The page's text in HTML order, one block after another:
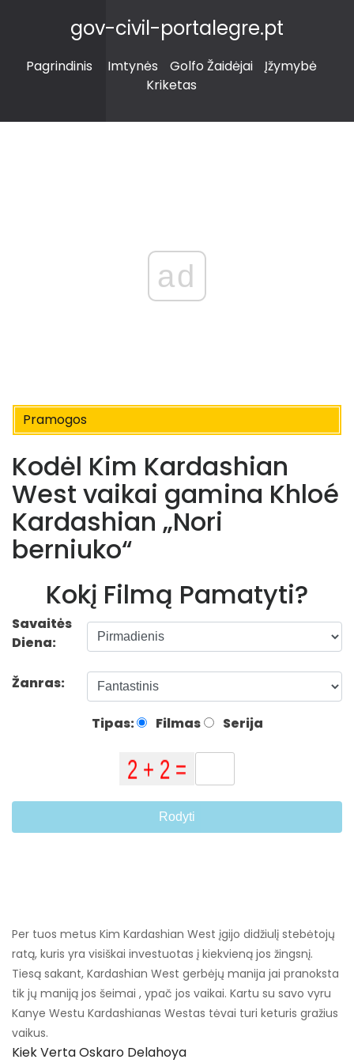
gov-civil-portalegre.pt
Pagrindinis Imtynės Golfo Žaidėjai
Įžymybė
Kriketas
ad
Pramogos
Kodėl Kim Kardashian
West vaikai gamina Khloé
Kardashian „Nori
berniuko“
Kokį Filmą Pamatyti?
Savaitės
Diena:
Žanras:
Tipas: Filmas Serija
Rodyti
Per tuos metus Kim Kardashian West įgijo didžiulį stebėtojų
ratą, kuris yra visiškai investuotas į kiekvieną jos žingsnį.
Tiesą sakant, Kardashian West gerbėjų manija jai pranoksta
tik jų maniją jos šeimai , ypač jos vaikai. Kartu su savo vyru
Kanye Westu Kardashianas Westas tėvai turi keturis gražius
vaikus.
Kiek Verta Oskaro Delahoya